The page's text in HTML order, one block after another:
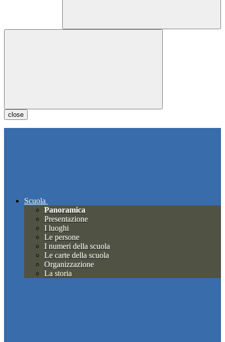
close
Scuola
Panoramica
Presentazione
I luoghi
Le persone
I numeri della scuola
Le carte della scuola
Organizzazione
La storia